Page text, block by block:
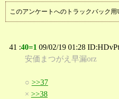
このアンケートへのトラックバック
41 :40=1 09/02/19 01:28
安価まつがえ早漏orz
○ >>37
× >>38